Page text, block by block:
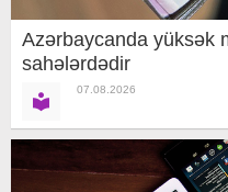
Azərbaycanda yüksək
sahələrdədir
07.08.2026